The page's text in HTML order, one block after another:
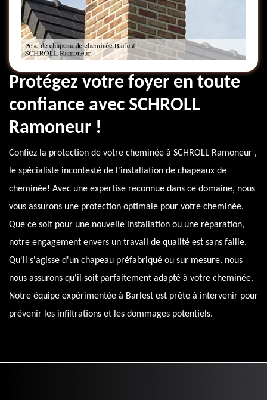
Protégez votre foyer en toute
confiance avec SCHROLL
Ramoneur !
Confiez la protection de votre cheminée à SCHROLL Ramoneur ,
le spécialiste incontesté de l'installation de chapeaux de
cheminée! Avec une expertise reconnue dans ce domaine, nous
vous assurons une protection optimale pour votre cheminée.
Que ce soit pour une nouvelle installation ou une réparation,
notre engagement envers un travail de qualité est sans faille.
Qu'il s'agisse d'un chapeau préfabriqué ou sur mesure, nous
nous assurons qu'il soit parfaitement adapté à votre cheminée.
Notre équipe expérimentée à Barlest est prête à intervenir pour
prévenir les infiltrations et les dommages potentiels.